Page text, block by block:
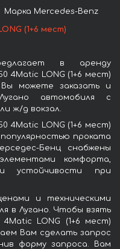
Марка Mercedes-Benz
(1+6 мест)
в аренду
4Matic LONG (1+6 мест)
Вы можете заказать и
автомобиля с
ж/д вокзал.
4Matic LONG (1+6 мест)
проката
Бенц снабжены
комфорта,
устойчивости при
и техническими
в Лугано. Чтобы взять
LONG (1+6 мест)
Вам сделать запрос
форму запроса. Вам